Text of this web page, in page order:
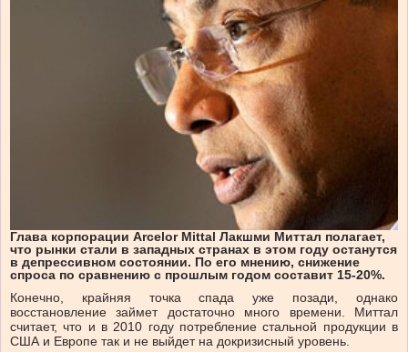
Глава корпорации Arcelor Mittal Лакшми Миттал полагает,
что рынки стали в западных странах в этом году останутся
в депрессивном состоянии. По его мнению, снижение
спроса по сравнению с прошлым годом составит 15-20%.
Конечно, крайняя точка спада уже позади, однако
восстановление займет достаточно много времени. Миттал
считает, что и в 2010 году потребление стальной продукции в
США и Европе так и не выйдет на докризисный уровень.